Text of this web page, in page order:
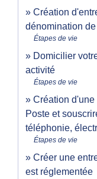
Création
dénomination
Étapes de vie
Domicilier
activité
Étapes de vie
Création d'une
Poste et
téléphonie,
Étapes de vie
Créer une
est réglementée